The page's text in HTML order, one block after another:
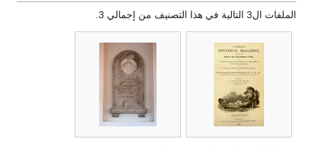
الملفات ال3 التالية في هذا التصنيف من إجمالي 3.